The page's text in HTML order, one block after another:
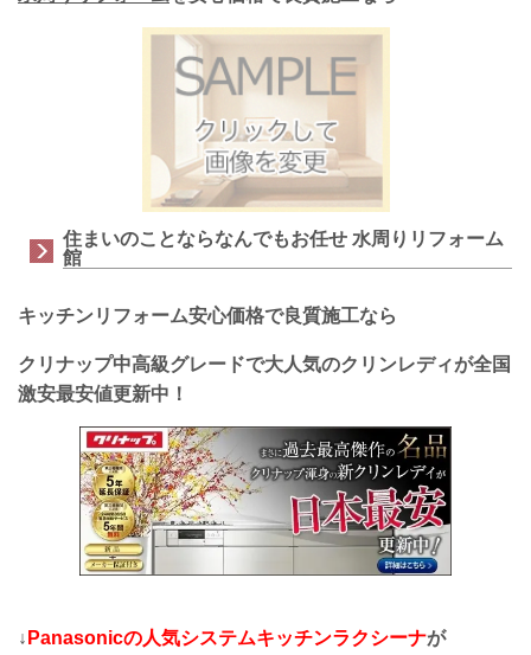
住まいのことならなんでもお任せ 水周りリフォーム
館
キッチンリフォーム安心価格で良質施工なら
クリナップ中高級グレードで大人気のクリンレディが全国
激安最安値更新中！
↓ Panasonicの人気システムキッチンラクシーナが